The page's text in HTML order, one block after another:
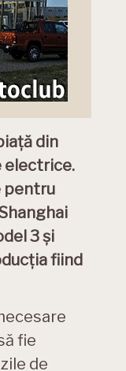
din
electrice.
pentru
3 și
fiind
fie
de